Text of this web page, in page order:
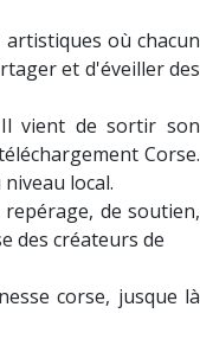
où chacun
et d'éveiller des
vient de sortir son
Corse.
local.
de soutien,
des créateurs de
corse, jusque là